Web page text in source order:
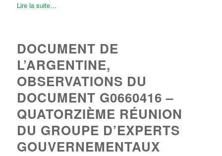
Lire la suite…
DOCUMENT DE
L’ARGENTINE,
OBSERVATIONS DU
DOCUMENT G0660416 –
QUATORZIÈME RÉUNION
DU GROUPE D’EXPERTS
GOUVERNEMENTAUX